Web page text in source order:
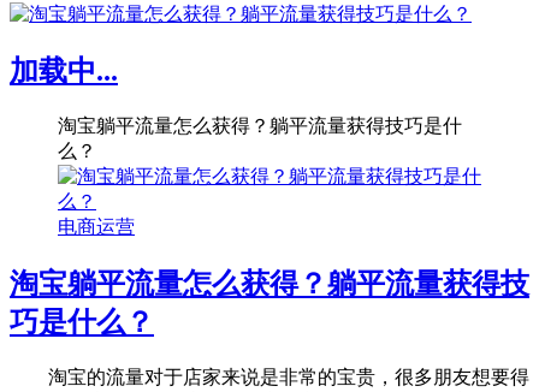
加载中...
淘宝躺平流量怎么获得？躺平流量获得技巧是什
么？
电商运营
淘宝躺平流量怎么获得？躺平流量获得技
巧是什么？
淘宝的流量对于店家来说是非常的宝贵，很多朋友想要得